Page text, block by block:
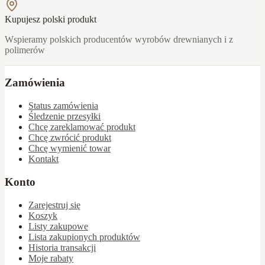
Kupujesz polski produkt
Wspieramy polskich producentów wyrobów drewnianych i z
polimerów
Zamówienia
Status zamówienia
Śledzenie przesyłki
Chcę zareklamować produkt
Chcę zwrócić produkt
Chcę wymienić towar
Kontakt
Konto
Zarejestruj się
Koszyk
Listy zakupowe
Lista zakupionych produktów
Historia transakcji
Moje rabaty